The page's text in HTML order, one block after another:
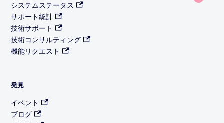
システムステータス
サポート統計
技術サポート
技術コンサルティング
機能リクエスト
発見
イベント
ブログ